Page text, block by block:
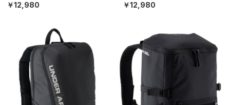
￥12,980 ￥12,980